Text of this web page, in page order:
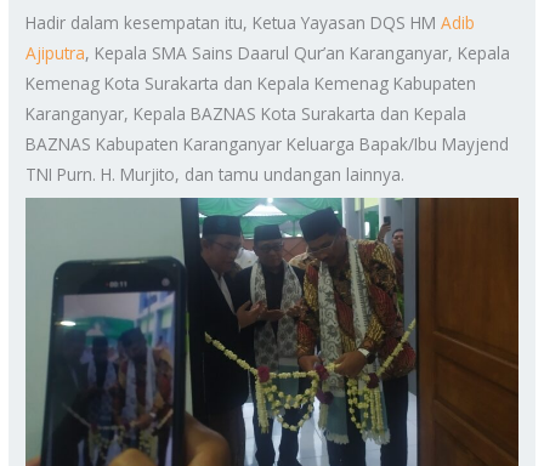
Hadir dalam kesempatan itu, Ketua Yayasan DQS HMAdib
Ajiputra, Kepala SMA Sains Daarul Qur’an Karanganyar, Kepala
Kemenag Kota Surakarta dan Kepala Kemenag Kabupaten
Karanganyar, Kepala BAZNAS Kota Surakarta dan Kepala
BAZNAS Kabupaten Karanganyar Keluarga Bapak/Ibu Mayjend
TNI Purn. H. Murjito, dan tamu undangan lainnya.